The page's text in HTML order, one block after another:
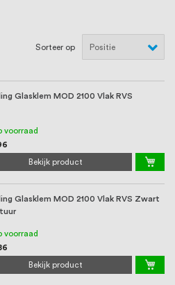
Al sinds onze
service bij
geloven dat een
klanten het
Sorteer op
Glasklem MOD 2100 Vlak RVS
voorraad
Bekijk product
Glasklem MOD 2100 Vlak RVS Zwart
voorraad
Bekijk product